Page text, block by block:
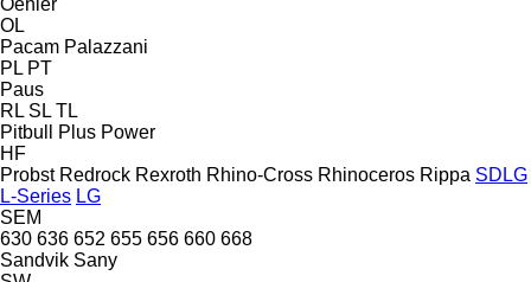
OL
Pacam Palazzani
PL PT
Paus
RL SL TL
Pitbull
Plus Power
HF
Probst Redrock Rexroth Rhino-Cross Rhinoceros Rippa SDLG
L-Series LG
SEM
630 636 652 655 656 660 668
Sandvik Sany